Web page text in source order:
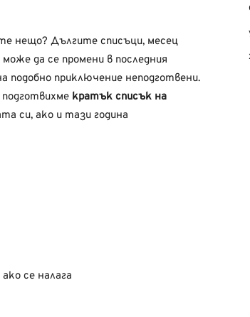
нещо? Дългите списъци, месец
да се промени в последния
подобно приключение неподготвени.
кратък списък на
си, ако и тази година
се налага